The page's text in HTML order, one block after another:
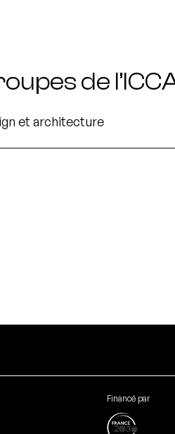
de
et architecture
Financé par